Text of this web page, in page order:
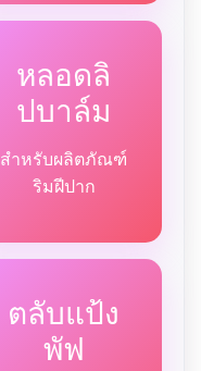
หลอดลิ
ปบาล์ม
สำหรับผลิตภัณฑ์
ริมฝีปาก
ตลับแป้ง
พัฟ